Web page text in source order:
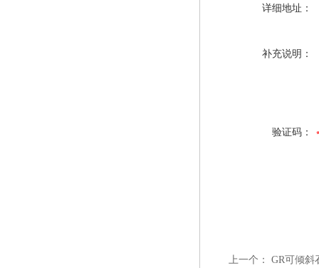
详细地址：
补充说明：
验证码：
上一个： GR可倾斜